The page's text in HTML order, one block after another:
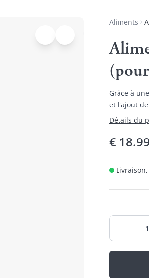
Aliments
Grâce à
et l'ajout
distingue.
Détails du
€ 18.99